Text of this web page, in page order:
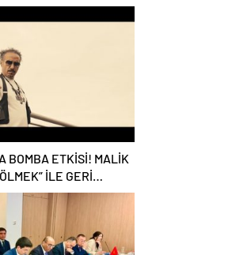
BOMBA ETKİSİ! MALİK
İLE GERİ